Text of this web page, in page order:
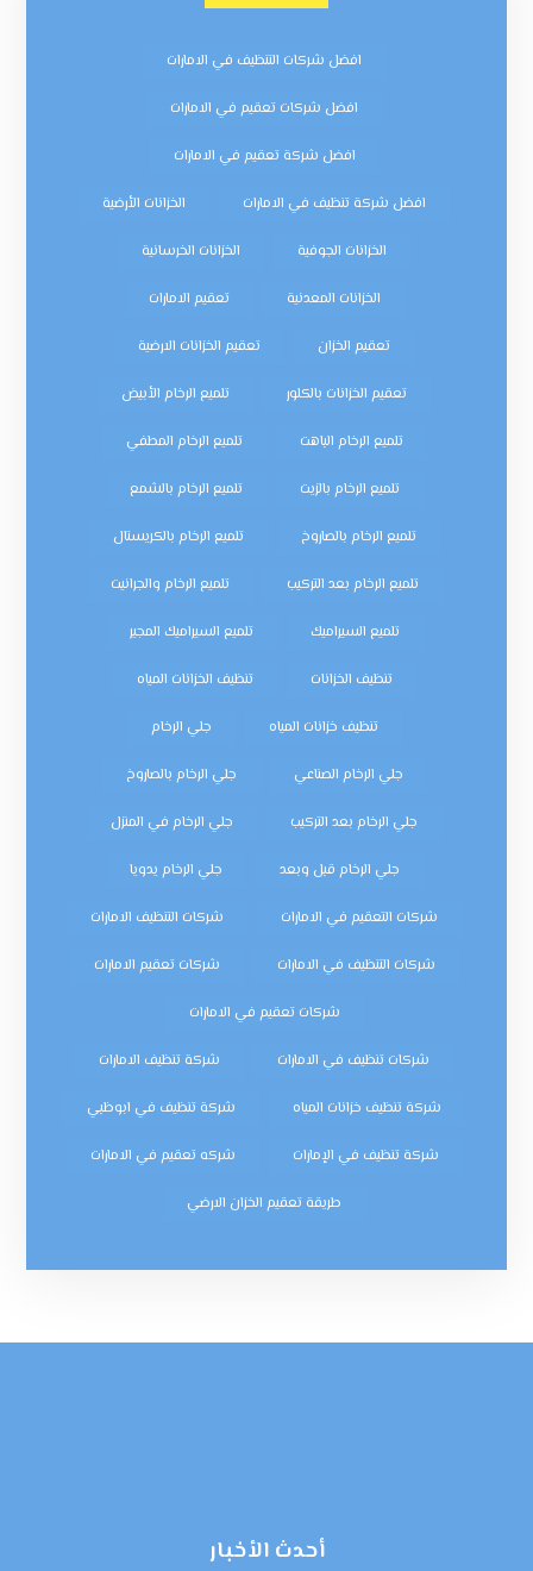
افضل شركات التنظيف في الامارات
افضل شركات تعقيم في الامارات
افضل شركة تعقيم في الامارات
افضل شركة تنظيف في الامارات الخزانات الأرضية
الخزانات الجوفية الخزانات الخرسانية
الخزانات المعدنية تعقيم الامارات
تعقيم الخزان تعقيم الخزانات الارضية
تعقيم الخزانات بالكلور تلميع الرخام الأبيض
تلميع الرخام الباهت تلميع الرخام المطفي
تلميع الرخام بالزيت تلميع الرخام بالشمع
تلميع الرخام بالصاروخ تلميع الرخام بالكريستال
تلميع الرخام بعد التركيب تلميع الرخام والجرانيت
تلميع السيراميك تلميع السيراميك المجير
تنظيف الخزانات تنظيف الخزانات المياه
تنظيف خزانات المياه جلي الرخام
جلي الرخام الصناعي جلي الرخام بالصاروخ
جلي الرخام بعد التركيب جلي الرخام في المنزل
جلي الرخام قبل وبعد جلي الرخام يدويا
شركات التعقيم في الامارات شركات التنظيف الامارات
شركات التنظيف في الامارات شركات تعقيم الامارات
شركات تعقيم في الامارات
شركات تنظيف في الامارات شركة تنظيف الامارات
شركة تنظيف خزانات المياه شركة تنظيف في ابوظبي
شركة تنظيف في الإمارات شركه تعقيم في الامارات
طريقة تعقيم الخزان الارضي
أحدث الأخبار